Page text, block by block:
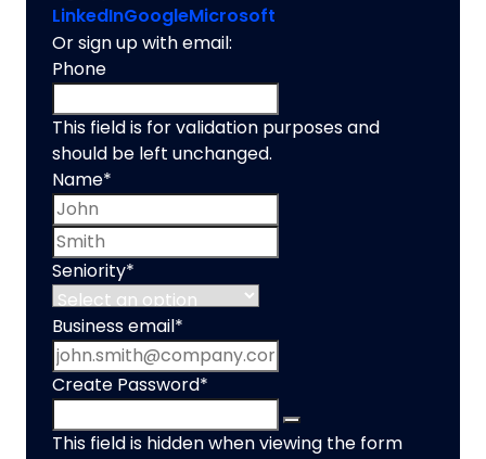
LinkedInGoogleMicrosoft
Or sign up with email:
Phone
This field is for validation purposes and
should be left unchanged.
Name*
Seniority*
Business email *
Create Password*
This field is hidden when viewing the form